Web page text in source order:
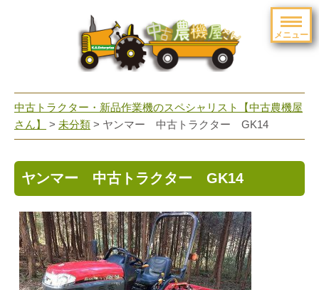
メニュー
navigation
中古トラクター・新品作業機のスペシャリスト【中古農機屋
さん】
> 未分類 > ヤンマー 中古トラクター GK14
ヤンマー 中古トラクター GK14